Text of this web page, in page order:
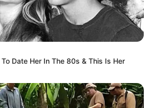
Date Her In The 80s & This Is Her